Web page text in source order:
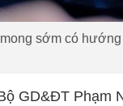
sớm có
GD&ĐT Phạm